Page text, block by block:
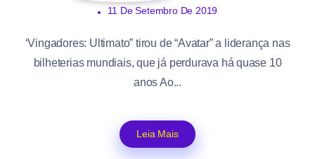
11 De Setembro De 2019
‘Vingadores: Ultimato” tirou de “Avatar” a liderança nas
bilheterias mundiais, que já perdurava há quase 10
anos Ao...
Leia Mais